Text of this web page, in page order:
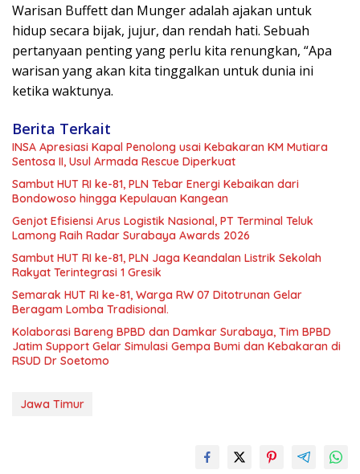
Warisan Buffett dan Munger adalah ajakan untuk
hidup secara bijak, jujur, dan rendah hati. Sebuah
pertanyaan penting yang perlu kita renungkan, “Apa
warisan yang akan kita tinggalkan untuk dunia ini
ketika waktunya.
Berita Terkait
INSA Apresiasi Kapal Penolong usai Kebakaran KM Mutiara
Sentosa II, Usul Armada Rescue Diperkuat
Sambut HUT RI ke-81, PLN Tebar Energi Kebaikan dari
Bondowoso hingga Kepulauan Kangean
Genjot Efisiensi Arus Logistik Nasional, PT Terminal Teluk
Lamong Raih Radar Surabaya Awards 2026
Sambut HUT RI ke-81, PLN Jaga Keandalan Listrik Sekolah
Rakyat Terintegrasi 1 Gresik
Semarak HUT RI ke-81, Warga RW 07 Ditotrunan Gelar
Beragam Lomba Tradisional.
Kolaborasi Bareng BPBD dan Damkar Surabaya, Tim BPBD
Jatim Support Gelar Simulasi Gempa Bumi dan Kebakaran di
RSUD Dr Soetomo
Jawa Timur